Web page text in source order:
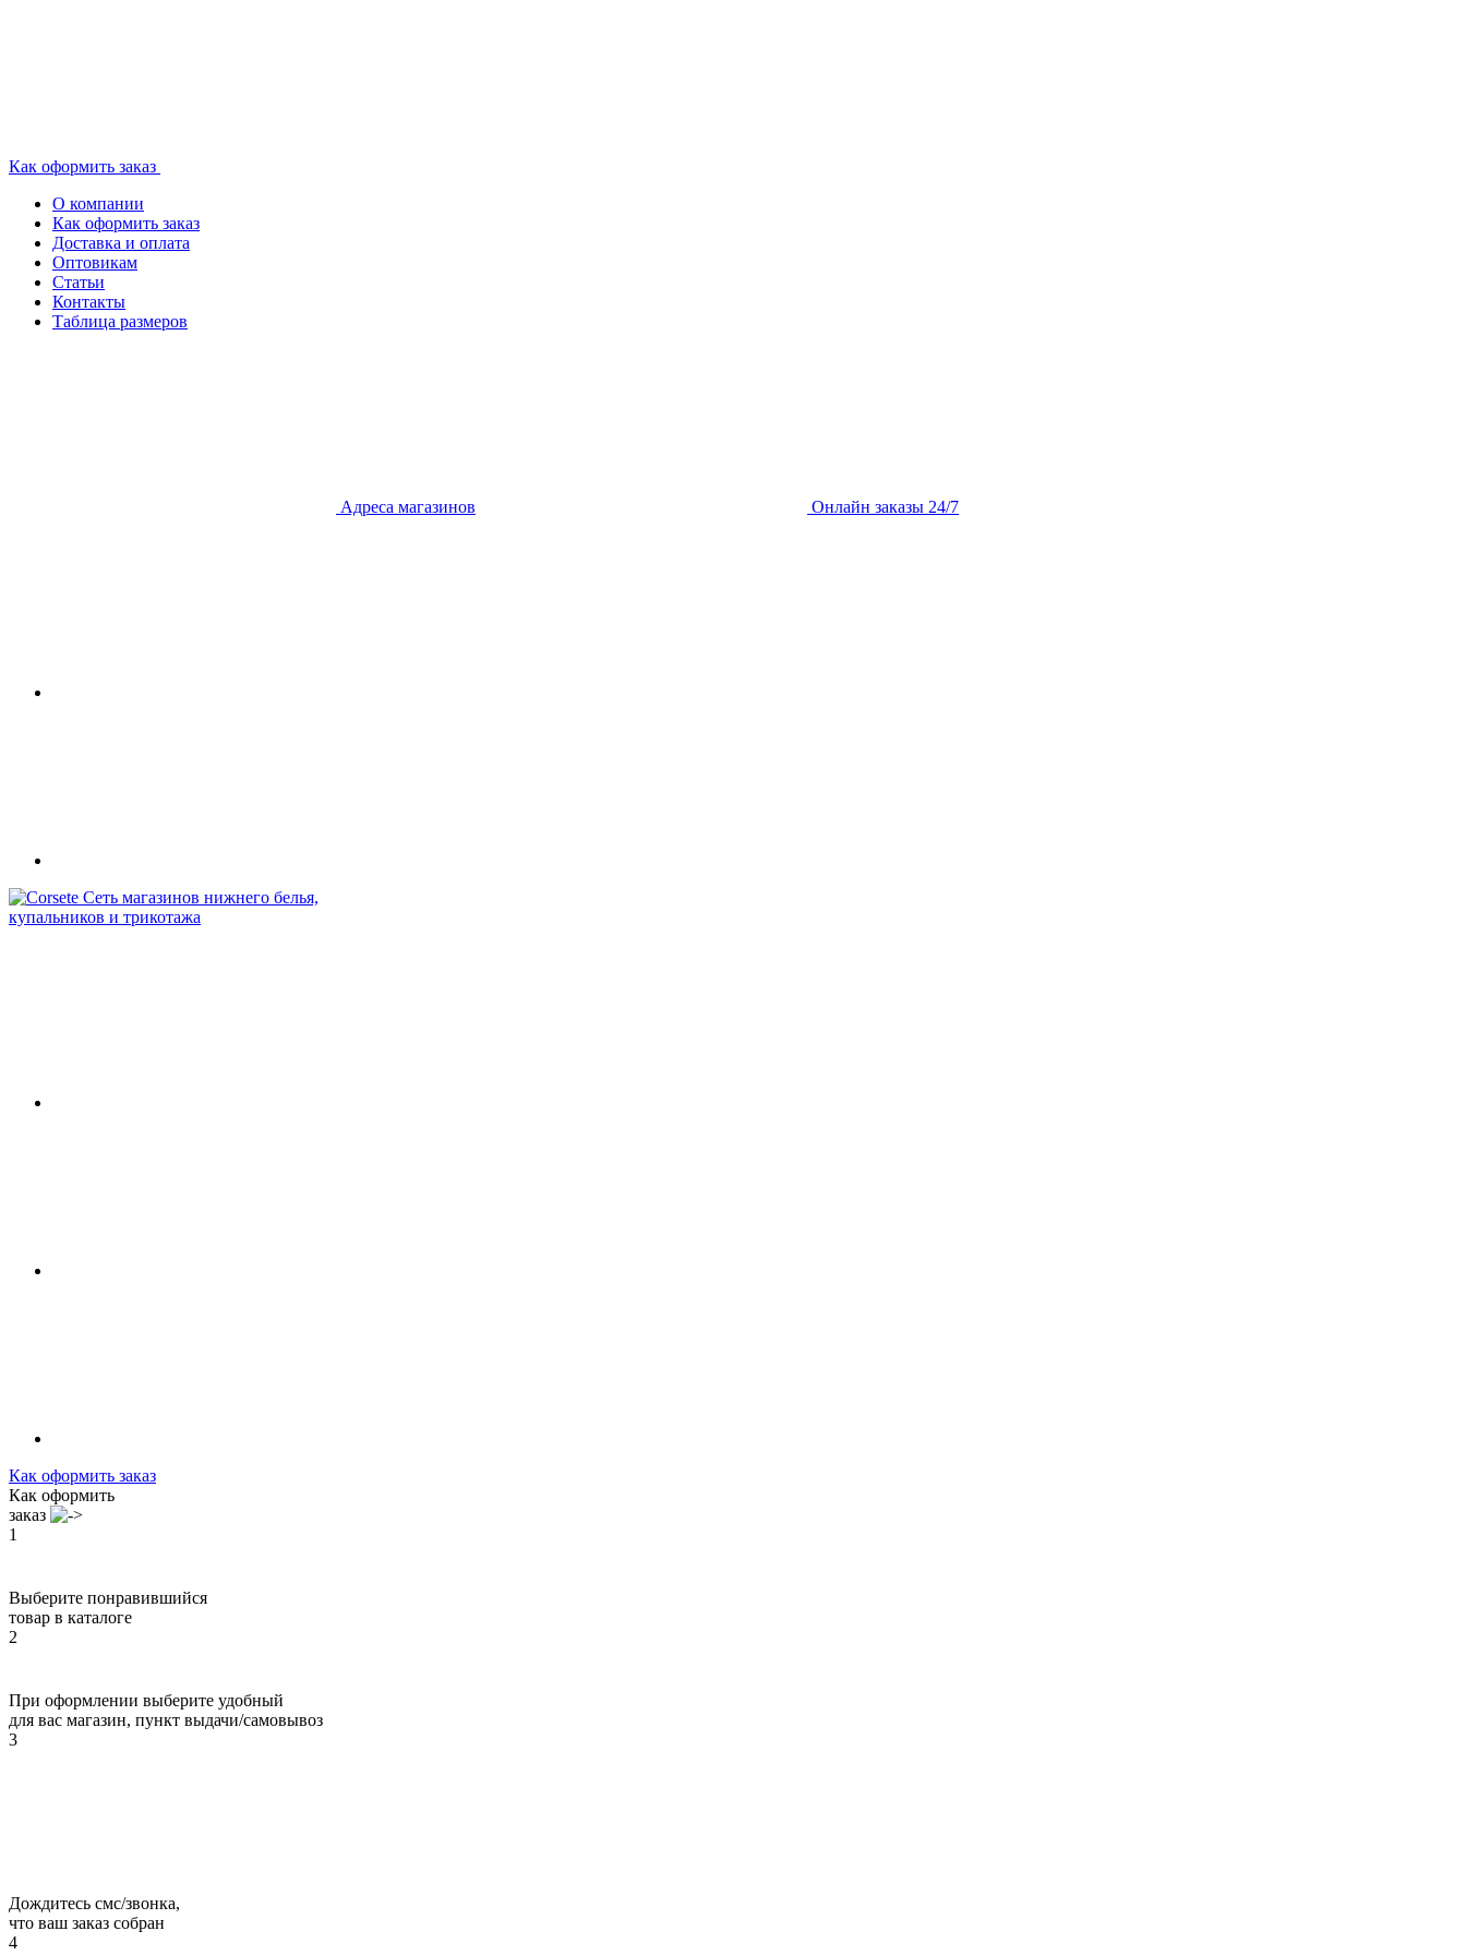
Как оформить заказ
О компании
Как оформить заказ
Доставка и оплата
Оптовикам
Статьи
Контакты
Таблица размеров
Адреса магазинов Онлайн заказы 24/7
Сеть магазинов нижнего белья,
купальников и трикотажа
Как оформить заказ
Как оформить
заказ
1
Выберите понравившийся
товар в каталоге
2
При оформлении выберите удобный
для вас магазин, пункт выдачи/самовывоз
3
Дождитесь смс/звонка,
что ваш заказ собран
4